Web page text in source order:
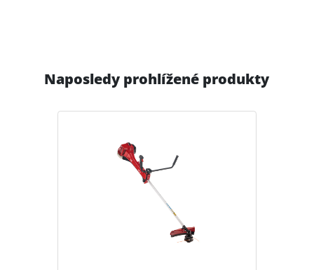
Naposledy prohlížené produkty